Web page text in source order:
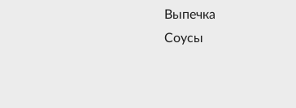
Выпечка
Соусы